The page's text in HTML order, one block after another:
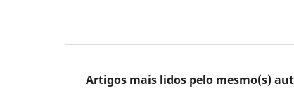
Artigos mais lidos pelo mesmo(s)